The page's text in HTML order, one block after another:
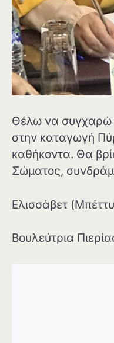
Θέλω να συγχαρώ
στην καταγωγή
καθήκοντα. Θα
Σώματος,
Ελισσάβετ
Βουλεύτρια